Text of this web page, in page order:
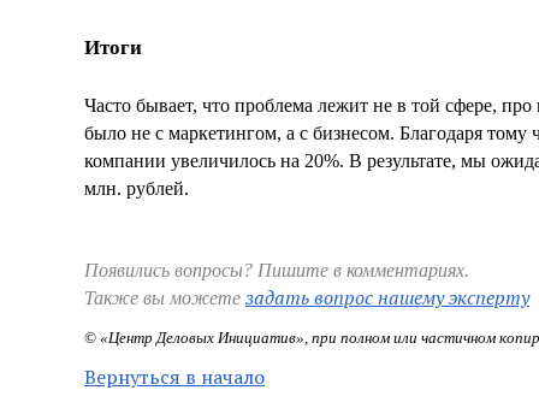
Итоги
Часто бывает, что проблема лежит не в той сфере,
было не с маркетингом, а с бизнесом. Благодаря
компании увеличилось на 20%. В результате, мы
млн. рублей.
Появились вопросы? Пишите в комментариях.
Также вы можете задать вопрос нашему эксперту
© «Центр Деловых Инициатив», при полном или частичном
Вернуться в начало